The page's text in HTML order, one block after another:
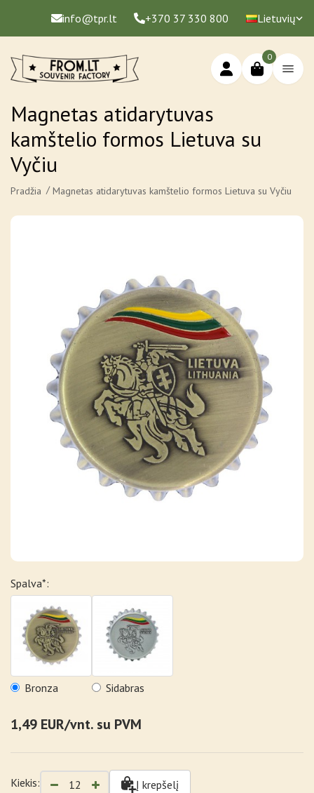
info@tpr.lt +370 37 330 800 Lietuvių
0
Magnetas atidarytuvas
kamštelio formos Lietuva su
Vyčiu
Pradžia Magnetas atidarytuvas kamštelio formos Lietuva su Vyčiu
Spalva*:
Bronza Sidabras
1,49 EUR/vnt. su PVM
Kiekis: Į krepšelį